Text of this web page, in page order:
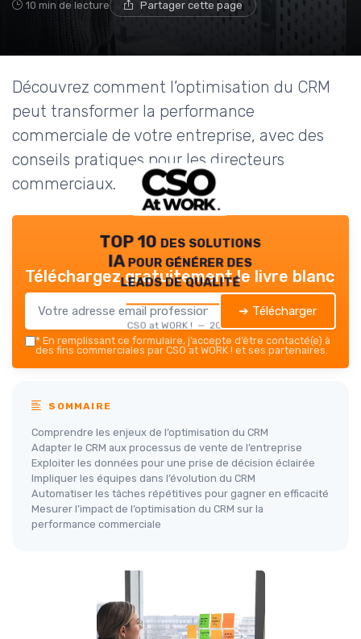
10 min de lecture Partager cette page
Découvrez comment l’optimisation du CRM
peut transformer la performance
commerciale de votre entreprise, avec des
conseils pratiques pour les directeurs
commerciaux.
TOP 10 des solutions
IA pour générer des
leads de qualité
CSO at WORK ! — 2026
Téléchargez gratuitement le livre blanc
➔ Télécharger
* En remplissant ce formulaire, j’accepte d’être contacté(e) à
des fins commerciales par CSO at WORK ! et ses partenaires.
SOMMAIRE
Comprendre les enjeux de l’optimisation du CRM
Adapter le CRM aux processus de vente de l’entreprise
Exploiter les données pour une prise de décision éclairée
Impliquer les équipes dans l’évolution du CRM
Automatiser les tâches répétitives pour gagner en efficacité
Mesurer l’impact de l’optimisation du CRM sur la
performance commerciale